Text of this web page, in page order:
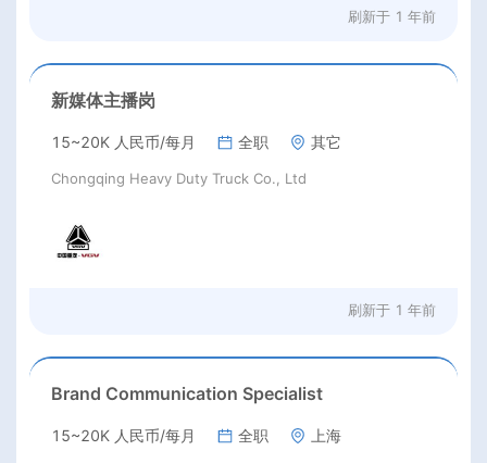
刷新于 1 年前
新媒体主播岗
15~20K 人民币/每月 全职 其它
Chongqing Heavy Duty Truck Co., Ltd
刷新于 1 年前
Brand Communication Specialist
15~20K 人民币/每月 全职 上海